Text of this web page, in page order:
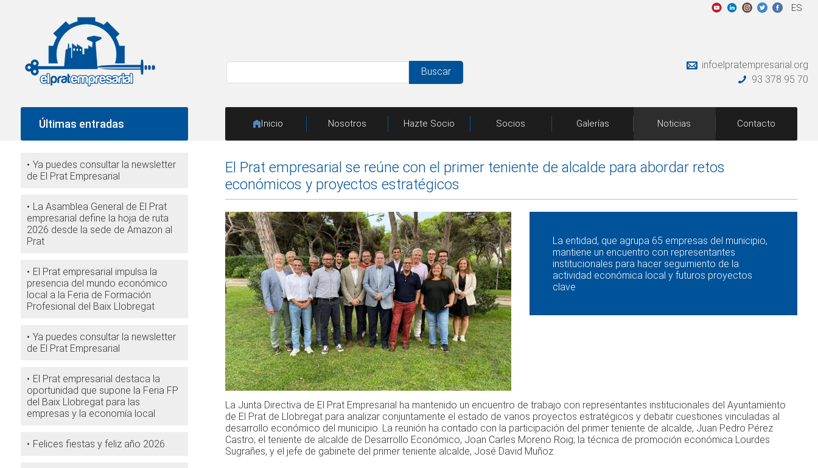
ES
Buscar
infoelpratempresarial.org
93 378 95 70
Últimas entradas
Ya puedes consultar la newsletter
de El Prat Empresarial
La Asamblea General de El Prat
empresarial define la hoja de ruta
2026 desde la sede de Amazon al
Prat
El Prat empresarial impulsa la
presencia del mundo económico
local a la Feria de Formación
Profesional del Baix Llobregat
Ya puedes consultar la newsletter
de El Prat Empresarial
El Prat empresarial destaca la
oportunidad que supone la Feria FP
del Baix Llobregat para las
empresas y la economía local
Felices fiestas y feliz año 2026
Inicio Nosotros Hazte Socio Socios Galerías Noticias Contacto
El Prat empresarial se reúne con el primer teniente de alcalde para abordar retos
económicos y proyectos estratégicos
La entidad, que agrupa 65 empresas del municipio,
mantiene un encuentro con representantes
institucionales para hacer seguimiento de la
actividad económica local y futuros proyectos
clave
La Junta Directiva de El Prat Empresarial ha mantenido un encuentro de trabajo con representantes institucionales del Ayuntamiento
de El Prat de Llobregat para analizar conjuntamente el estado de varios proyectos estratégicos y debatir cuestiones vinculadas al
desarrollo económico del municipio. La reunión ha contado con la participación del primer teniente de alcalde, Juan Pedro Pérez
Castro; el teniente de alcalde de Desarrollo Económico, Joan Carles Moreno Roig; la técnica de promoción económica Lourdes
Sugrañes, y el jefe de gabinete del primer teniente alcalde, José David Muñoz.